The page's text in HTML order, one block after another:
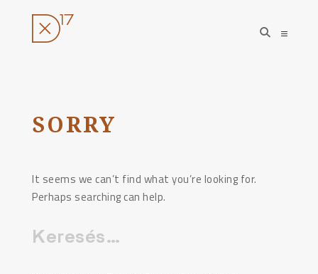
tartalomhoz
open
search
open
SORRY
It seems we can’t find what you’re looking for.
Perhaps searching can help.
Keresés: